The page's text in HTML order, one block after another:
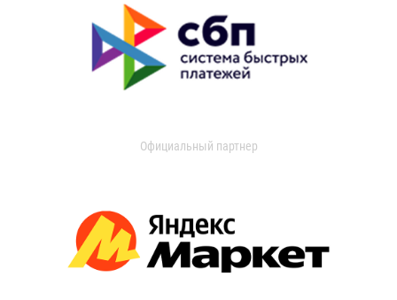
Официальный партнер